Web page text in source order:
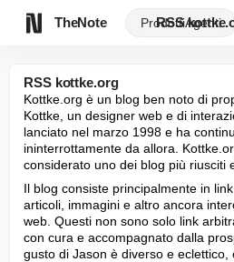
TheNote ProdottiAgenti
RSS
RSS kottke.org
Kottke.org è un blog ben noto di
Kottke, un designer web e di
lanciato nel marzo 1998 e ha
ininterrottamente da allora.
considerato uno dei blog più riusciti
Il blog consiste principalmente in
articoli, immagini e altro ancora
web. Questi non sono solo link
con cura e accompagnato dalla
gusto di Jason è diverso e eclettico,